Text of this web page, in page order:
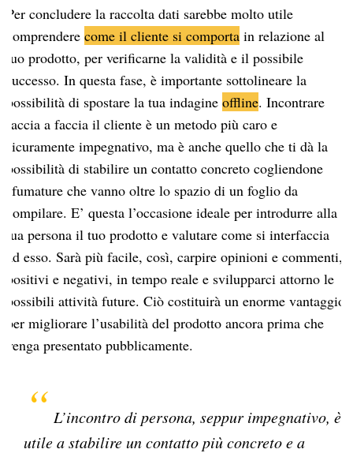
Per concludere la raccolta dati sarebbe molto utile
comprenderecome il cliente si comporta in relazione al
tuo prodotto, per verificarne la validità e il possibile
successo. In questa fase, è importante sottolineare la
possibilità di spostare la tua indagineoffline. Incontrare
faccia a faccia il cliente è un metodo più caro e
sicuramente impegnativo, ma è anche quello che ti dà la
possibilità di stabilire un contatto concreto cogliendone
sfumature che vanno oltre lo spazio di un foglio da
compilare. E’ questa l’occasione ideale per introdurre alla
tua persona il tuo prodotto e valutare come si interfaccia
ad esso. Sarà più facile, così, carpire opinioni e commenti,
positivi e negativi, in tempo reale e svilupparci attorno le
possibili attività future. Ciò costituirà un enorme vantaggio
per migliorare l’usabilità del prodotto ancora prima che
venga presentato pubblicamente.
L’incontro di persona, seppur impegnativo, è
utile a stabilire un contatto più concreto e a